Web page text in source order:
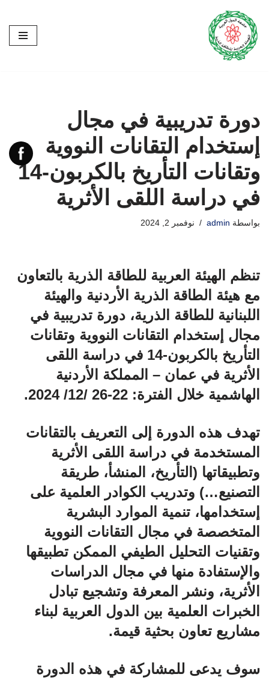
تخطى
إلى
المحتوى
دورة تدريبية في مجال
إستخدام التقانات النووية
وتقانات التأريخ بالكربون-14
في دراسة اللقى الأثرية
بواسطة admin نوفمبر 2, 2024
تنظم الهيئة العربية للطاقة الذرية بالتعاون
مع هيئة الطاقة الذرية الأردنية والهيئة
اللبنانية للطاقة الذرية، دورة تدريبية في
مجال إستخدام التقانات النووية وتقانات
التأريخ بالكربون-14 في دراسة اللقى
الأثرية في عمان – المملكة الأردنية
الهاشمية خلال الفترة: 22-26 /12/ 2024.
تهدف هذه الدورة إلى التعريف بالتقانات
المستخدمة في دراسة اللقى الأثرية
وتطبيقاتها (التأريخ، المنشأ، طريقة
التصنيع…) وتدريب الكوادر العلمية على
إستخدامها، تنمية الموارد البشرية
المتخصصة في مجال التقانات النووية
وتقنيات التحليل الطيفي الممكن تطبيقها
والإستفادة منها في مجال الدراسات
الأثرية، ونشر المعرفة وتشجيع تبادل
الخبرات العلمية بين الدول العربية لبناء
مشاريع تعاون بحثية قيمة.
سوف يدعى للمشاركة في هذه الدورة